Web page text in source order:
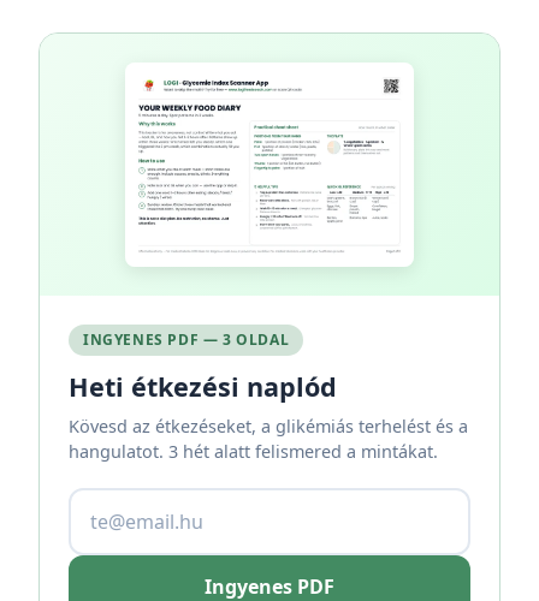
INGYENES PDF — 3 OLDAL
Heti étkezési naplód
Kövesd az étkezéseket, a glikémiás terhelést és a
hangulatot. 3 hét alatt felismered a mintákat.
Ingyenes PDF